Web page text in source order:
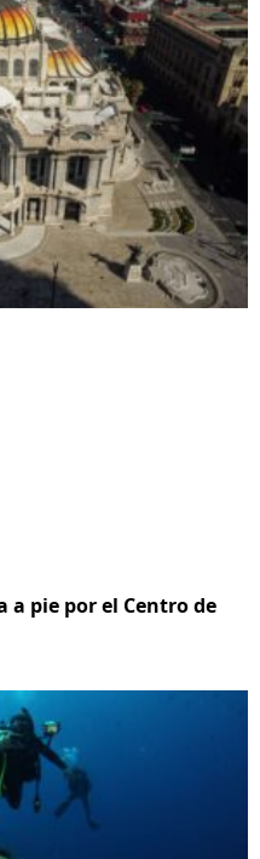
a pie por el Centro de